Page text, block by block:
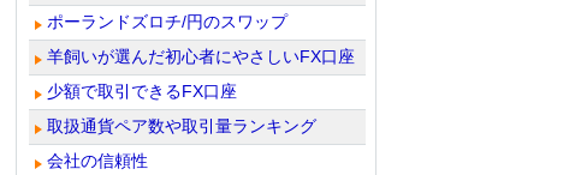
ポーランドズロチ/円のスワップ
羊飼いが選んだ初心者にやさしいFX口座
少額で取引できるFX口座
取扱通貨ペア数や取引量ランキング
会社の信頼性